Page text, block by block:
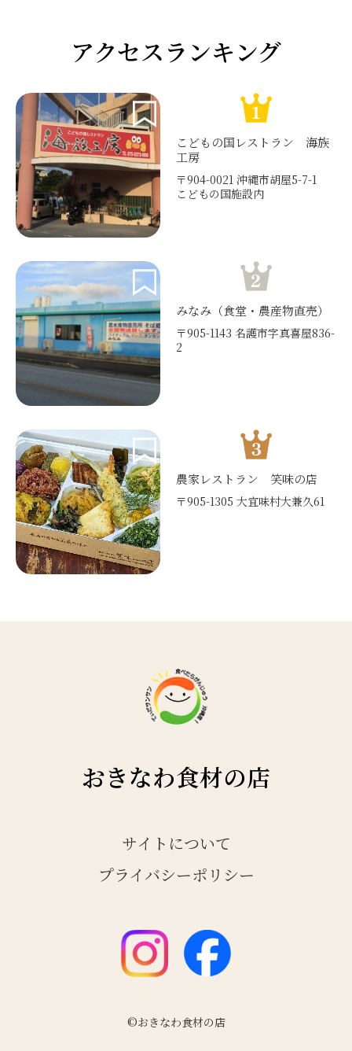
アクセスランキング
こどもの国レストラン 海族
工房
〒904-0021 沖縄市胡屋5-7-1
こどもの国施設内
みなみ（食堂・農産物直売）
〒905-1143 名護市字真喜屋836-
2
農家レストラン 笑味の店
〒905-1305 大宜味村大兼久61
おきなわ食材の店
サイトについて
プライバシーポリシー
©おきなわ食材の店